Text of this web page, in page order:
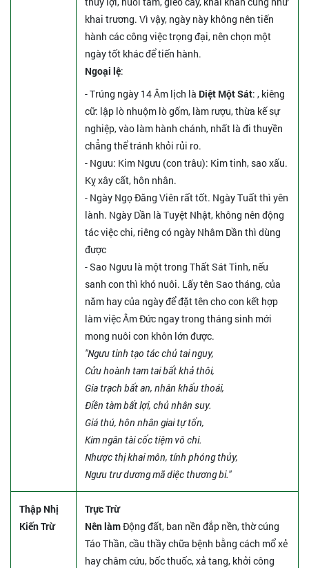
khai trương. Vì vậy, ngày này không nên tiến
hành các công việc trọng đại, nên chọn một
ngày tốt khác để tiến hành.
Ngoại lệ:
- Trúng ngày 14 Âm lịch là Diệt Một Sát: , kiêng
cữ: lập lò nhuộm lò gốm, làm rượu, thừa kế sự
nghiệp, vào làm hành chánh, nhất là đi thuyền
chẳng thể tránh khỏi rủi ro.
- Ngưu: Kim Ngưu (con trâu): Kim tinh, sao xấu.
Kỵ xây cất, hôn nhân.
- Ngày Ngọ Đăng Viên rất tốt. Ngày Tuất thì yên
lành. Ngày Dần là Tuyệt Nhật, không nên động
tác việc chi, riêng có ngày Nhâm Dần thì dùng
được
- Sao Ngưu là một trong Thất Sát Tinh, nếu
sanh con thì khó nuôi. Lấy tên Sao tháng, của
năm hay của ngày để đặt tên cho con kết hợp
làm việc Âm Đức ngay trong tháng sinh mới
mong nuôi con khôn lớn được.
"Ngưu tinh tạo tác chủ tai nguy,
Cửu hoành tam tai bất khả thôi,
Gia trạch bất an, nhân khẩu thoái,
Điền tàm bất lợi, chủ nhân suy.
Giá thú, hôn nhân giai tự tổn,
Kim ngân tài cốc tiệm vô chi.
Nhược thị khai môn, tính phóng thủy,
Ngưu trư dương mã diệc thương bi."
Thập Nhị
Kiến Trừ
Trực Trừ
Nên làmĐộng đất, ban nền đắp nền, thờ cúng
Táo Thần, cầu thầy chữa bệnh bằng cách mổ xẻ
hay châm cứu, bốc thuốc, xả tang, khởi công